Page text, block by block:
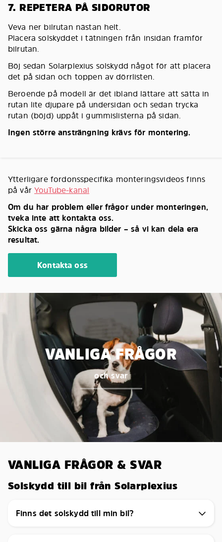
7. REPETERA PÅ SIDORUTOR
Veva ner bilrutan nästan helt.
Placera solskyddet i tätningen från insidan framför
bilrutan.
Böj sedan Solarplexius solskydd något för att placera
det på sidan och toppen av dörrlisten.
Beroende på modell är det ibland lättare att sätta in
rutan lite djupare på undersidan och sedan trycka
rutan (böjd) uppåt i gummislisterna på sidan.
Ingen större ansträngning krävs för montering.
Ytterligare fordonsspecifika monteringsvideos finns
på vårYouTube-kanal
Om du har problem eller frågor under monteringen,
tveka inte att kontakta oss.
Skicka oss gärna några bilder – så vi kan dela era
resultat.
Kontakta oss
VANLIGA FRÅGOR
och svar
VANLIGA FRÅGOR & SVAR
Solskydd till bil från Solarplexius
Finns det solskydd till min bil?